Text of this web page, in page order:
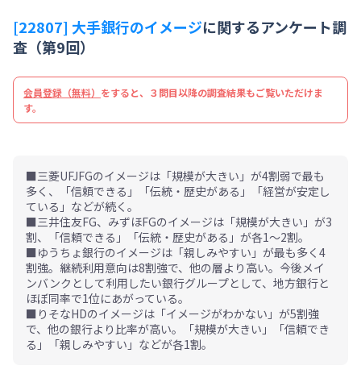
[22807] 大手銀行のイメージに関するアンケート調
査（第9回）
会員登録（無料） をすると、３問目以降の調査結果もご覧いただけま
す。
■三菱UFJFGのイメージは「規模が大きい」が4割弱で最も
多く、「信頼できる」「伝統・歴史がある」「経営が安定し
ている」などが続く。
■三井住友FG、みずほFGのイメージは「規模が大きい」が3
割、「信頼できる」「伝統・歴史がある」が各1～2割。
■ゆうちょ銀行のイメージは「親しみやすい」が最も多く4
割強。継続利用意向は8割強で、他の層より高い。今後メイ
ンバンクとして利用したい銀行グループとして、地方銀行と
ほぼ同率で1位にあがっている。
■りそなHDのイメージは「イメージがわかない」が5割強
で、他の銀行より比率が高い。「規模が大きい」「信頼でき
る」「親しみやすい」などが各1割。